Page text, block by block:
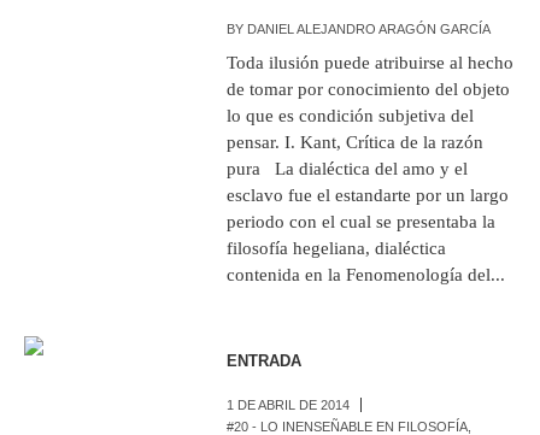
BY DANIEL ALEJANDRO ARAGÓN GARCÍA
Toda ilusión puede atribuirse al hecho
de tomar por conocimiento del objeto
lo que es condición subjetiva del
pensar. I. Kant, Crítica de la razón
pura La dialéctica del amo y el
esclavo fue el estandarte por un largo
periodo con el cual se presentaba la
filosofía hegeliana, dialéctica
contenida en la Fenomenología del...
ENTRADA
1 DE ABRIL DE 2014
#20 - LO INENSEÑABLE EN FILOSOFÍA